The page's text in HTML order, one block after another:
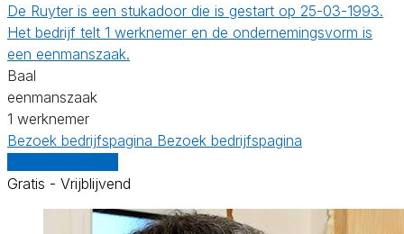
De Ruyter is een stukadoor die is gestart op 25-03-1993.
Het bedrijf telt 1 werknemer en de ondernemingsvorm is
een eenmanszaak.
Baal
eenmanszaak
1 werknemer
Bezoek bedrijfspagina Bezoek bedrijfspagina
Gratis - Vrijblijvend